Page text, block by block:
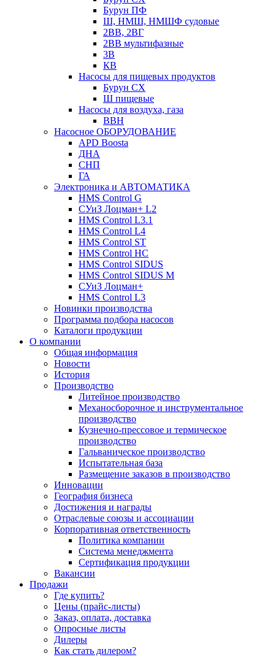
Бурун ПФ
Ш, НМШ, НМШФ судовые
2ВВ, 2ВГ
2ВВ мультифазные
3В
КВ
Насосы для пищевых продуктов
Бурун СХ
Ш пищевые
Насосы для воздуха, газа
ВВН
Насосное ОБОРУДОВАНИЕ
APD Boosta
ДНА
СНП
ГА
Электроника и АВТОМАТИКА
HMS Control G
СУиЗ Лоцман+ L2
HMS Control L3.1
HMS Control L4
HMS Control ST
HMS Control HC
HMS Control SIDUS
HMS Control SIDUS M
СУиЗ Лоцман+
HMS Control L3
Новинки производства
Программа подбора насосов
Каталоги продукции
О компании
Общая информация
Новости
История
Производство
Литейное производство
Механосборочное и инструментальное
производство
Кузнечно-прессовое и термическое
производство
Гальваническое производство
Испытательная база
Размещение заказов в производство
Инновации
География бизнеса
Достижения и награды
Отраслевые союзы и ассоциации
Корпоративная ответственность
Политика компании
Система менеджмента
Сертификация продукции
Вакансии
Продажи
Где купить?
Цены (прайс-листы)
Заказ, оплата, доставка
Опросные листы
Дилеры
Как стать дилером?